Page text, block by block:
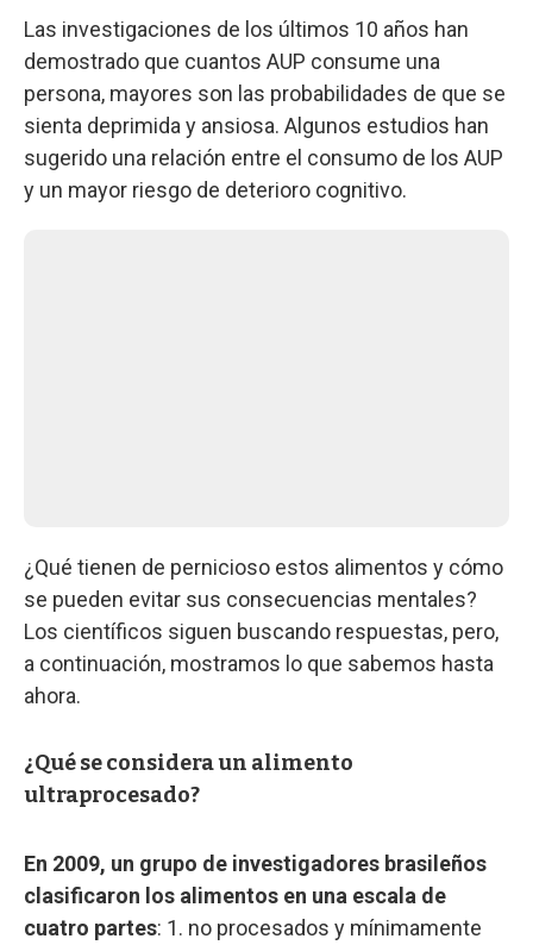
Las investigaciones de los últimos 10 años han
demostrado que cuantos AUP consume una
persona, mayores son las probabilidades de que se
sienta deprimida y ansiosa. Algunos estudios han
sugerido una relación entre el consumo de los AUP
y un mayor riesgo de deterioro cognitivo.
¿Qué tienen de pernicioso estos alimentos y cómo
se pueden evitar sus consecuencias mentales?
Los científicos siguen buscando respuestas, pero,
a continuación, mostramos lo que sabemos hasta
ahora.
¿Qué se considera un alimento
ultraprocesado?
En 2009, un grupo de investigadores brasileños
clasificaron los alimentos en una escala de
cuatro partes: 1. no procesados y mínimamente